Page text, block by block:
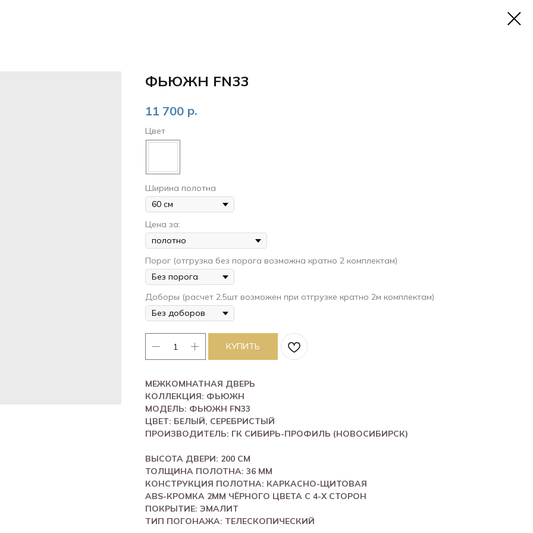
ФЬЮЖН FN33
11 700 р.
Цвет
Ширина полотна
Цена за:
Порог (отгрузка без порога возможна кратно 2 комплектам)
Доборы (расчет 2,5шт возможен при отгрузке кратно 2м комплектам)
КУПИТЬ
МЕЖКОМНАТНАЯ ДВЕРЬ
КОЛЛЕКЦИЯ: ФЬЮЖН
МОДЕЛЬ: ФЬЮЖН FN33
ЦВЕТ: БЕЛЫЙ, СЕРЕБРИСТЫЙ
ПРОИЗВОДИТЕЛЬ: ГК СИБИРЬ-ПРОФИЛЬ (НОВОСИБИРСК)
ВЫСОТА ДВЕРИ: 200 СМ
ТОЛЩИНА ПОЛОТНА: 36 ММ
КОНСТРУКЦИЯ ПОЛОТНА: КАРКАСНО-ЩИТОВАЯ
ABS-КРОМКА 2ММ ЧЁРНОГО ЦВЕТА С 4-Х СТОРОН
ПОКРЫТИЕ: ЭМАЛИТ
ТИП ПОГОНАЖА: ТЕЛЕСКОПИЧЕСКИЙ